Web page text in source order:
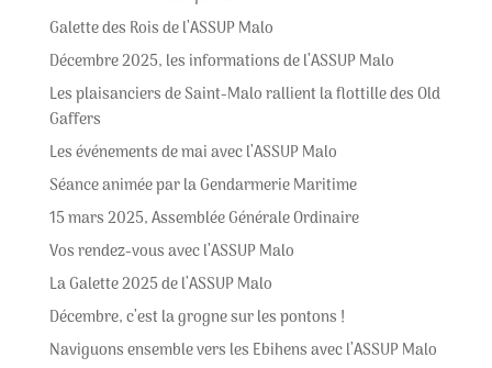
Galette des Rois de l’ASSUP Malo
Décembre 2025, les informations de l’ASSUP Malo
Les plaisanciers de Saint-Malo rallient la flottille des Old
Gaffers
Les événements de mai avec l’ASSUP Malo
Séance animée par la Gendarmerie Maritime
15 mars 2025, Assemblée Générale Ordinaire
Vos rendez-vous avec l’ASSUP Malo
La Galette 2025 de l’ASSUP Malo
Décembre, c’est la grogne sur les pontons !
Naviguons ensemble vers les Ebihens avec l’ASSUP Malo